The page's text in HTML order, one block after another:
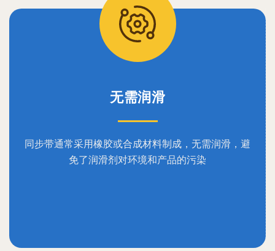
无需润滑
同步带通常采用橡胶或合成材料制成，无需润滑，避
免了润滑剂对环境和产品的污染